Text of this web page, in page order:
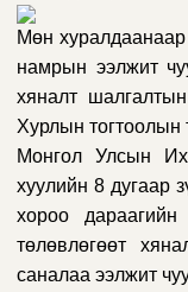
Мөн
намрын ээлжит
хяналт
Хурлын тогтоолын
Монгол Улсын
хуулийн 8 дугаар
хороо
төлөвлөгөөт
саналаа ээлжит